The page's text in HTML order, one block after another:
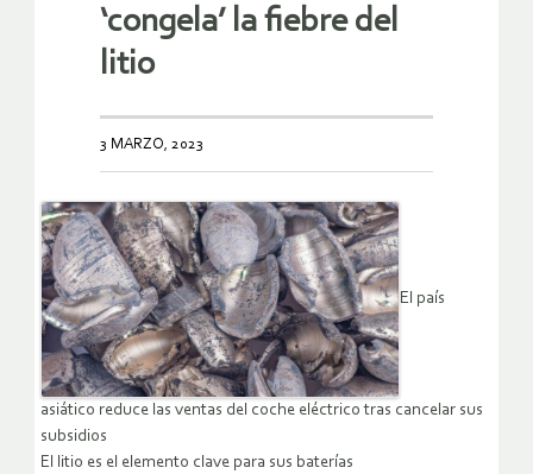
‘congela’ la fiebre del
litio
3 MARZO, 2023
El país
asiático reduce las ventas del coche eléctrico tras cancelar sus
subsidios
El litio es el elemento clave para sus baterías